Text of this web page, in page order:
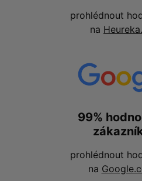
prohlédnout
na
99%
prohlédnout
na